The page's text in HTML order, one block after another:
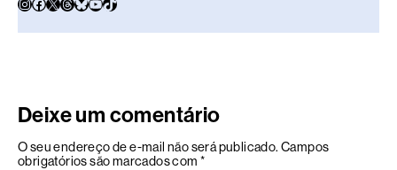
Deixe um comentário
O seu endereço de e-mail não será publicado. Campos
obrigatórios são marcados com *